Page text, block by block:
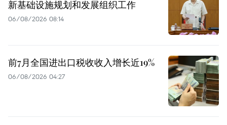
新基础设施规划和发展组织工作
06/08/2026 08:14
前7月全国进出口税收收入增长近19%
06/08/2026 04:27